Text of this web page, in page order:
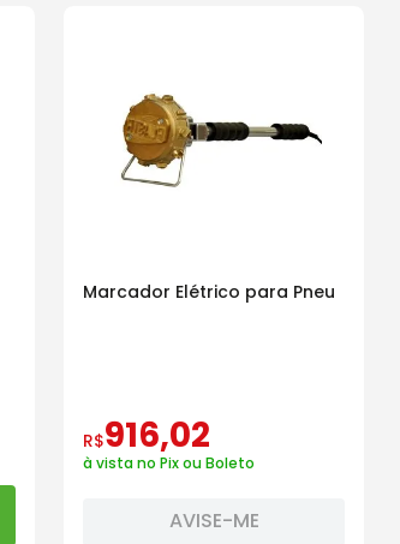
Marcador Elétrico para Pneu
R$916,02
à vista no Pix ou Boleto
AVISE-ME